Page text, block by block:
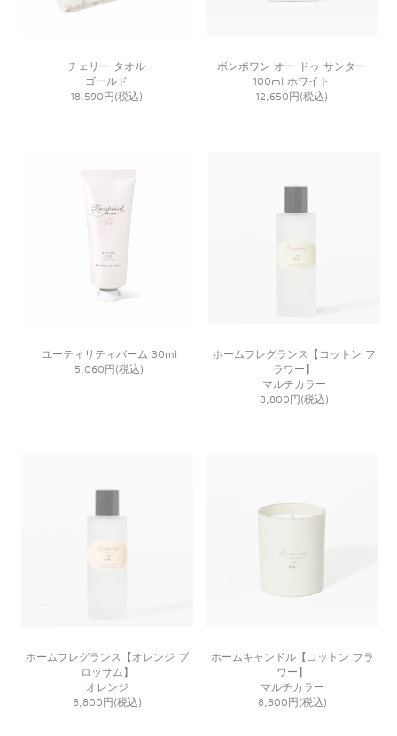
チェリー タオル
ゴールド
18,590円(税込)
ボンポワン オー ドゥ サンター
100ml ホワイト
12,650円(税込)
ユーティリティバーム 30ml
5,060円(税込)
ホームフレグランス【コットン フ
ラワー】
マルチカラー
8,800円(税込)
ホームフレグランス【オレンジ ブ
ロッサム】
オレンジ
8,800円(税込)
ホームキャンドル【コットン フラ
ワー】
マルチカラー
8,800円(税込)